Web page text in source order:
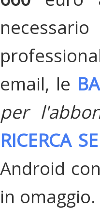
email, le
per
RICERCA
Android
in omaggio.